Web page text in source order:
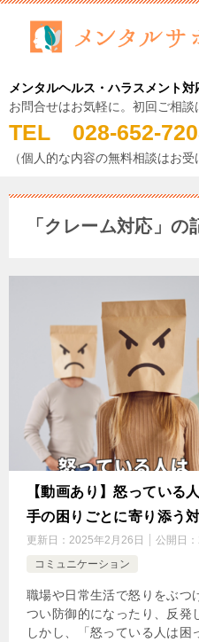
メンタルヘルス・ハラスメント対
お問合せはお気軽に。初回ご相談
TEL 028-652-
（個人的な内容の無料相談はお受
「クレーム対応」の
【動画あり】怒っている
手の困りごとに寄り添う
更新日： 2025年2月26日 公開日：
コミュニケーション
職場や日常生活で怒りをぶつ
つい防御的になったり、反発
しかし、「怒っている人は